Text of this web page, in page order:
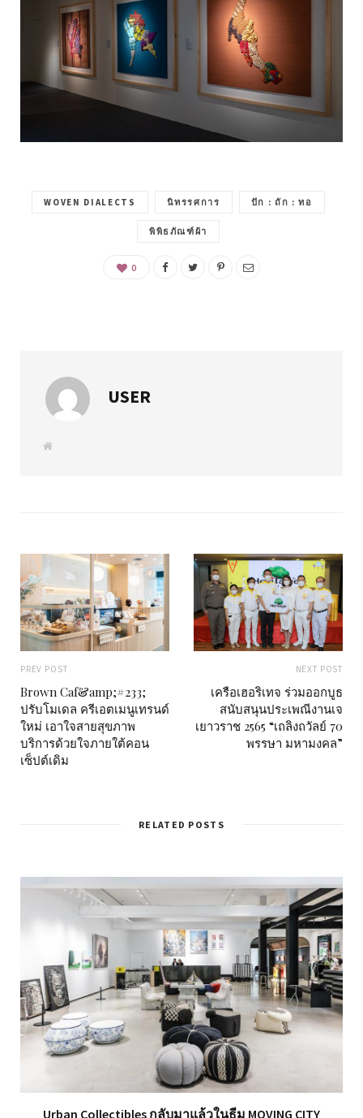
WOVEN DIALECTS นิทรรศการ ปัก : ถัก : ทอ
พิพิธภัณฑ์ผ้า
0
USER
W
PREV POST
Brown Caf&amp;#233;
ปรับโมเดล ครีเอตเมนูเทรนด์
ใหม่ เอาใจสายสุขภาพ
บริการด้วยใจภายใต้คอน
เซ็ปต์เดิม
NEXT POST
เครือเฮอริเทจ ร่วมออกบูธ
สนับสนุนประเพณีงานเจ
เยาวราช 2565 “เถลิงถวัลย์ 70
พรรษา มหามงคล”
RELATED POSTS
Urban Collectibles กลับมาแล้วในธีม MOVING CITY